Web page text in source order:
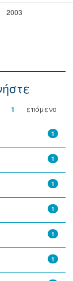
2003
1 επόμενο
1
1
1
1
1
1